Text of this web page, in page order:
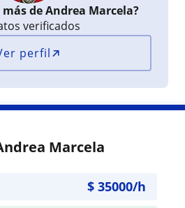
de Andrea Marcela?
verificados
perfil
Marcela
$ 35000/h